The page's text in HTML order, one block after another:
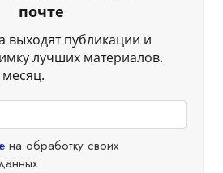
почте
выходят публикации и
лучших материалов.
на обработку своих